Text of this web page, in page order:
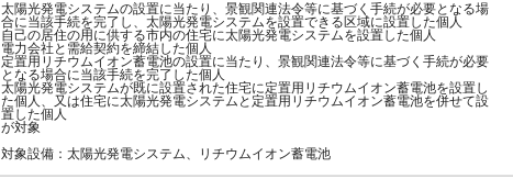
太陽光発電システムの設置に当たり、景観関連法令等に基づく手続が必要となる場
合に当該手続を完了し、太陽光発電システムを設置できる区域に設置した個人
自己の居住の用に供する市内の住宅に太陽光発電システムを設置した個人
電力会社と需給契約を締結した個人
定置用リチウムイオン蓄電池の設置に当たり、景観関連法令等に基づく手続が必要
となる場合に当該手続を完了した個人
太陽光発電システムが既に設置された住宅に定置用リチウムイオン蓄電池を設置し
た個人、又は住宅に太陽光発電システムと定置用リチウムイオン蓄電池を併せて設
置した個人
が対象
対象設備：太陽光発電システム、リチウムイオン蓄電池